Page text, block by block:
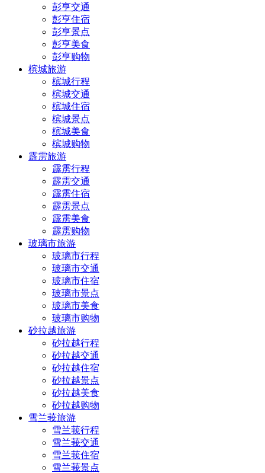
彭亨交通
彭亨住宿
彭亨景点
彭亨美食
彭亨购物
槟城旅游
槟城行程
槟城交通
槟城住宿
槟城景点
槟城美食
槟城购物
霹雳旅游
霹雳行程
霹雳交通
霹雳住宿
霹雳景点
霹雳美食
霹雳购物
玻璃市旅游
玻璃市行程
玻璃市交通
玻璃市住宿
玻璃市景点
玻璃市美食
玻璃市购物
砂拉越旅游
砂拉越行程
砂拉越交通
砂拉越住宿
砂拉越景点
砂拉越美食
砂拉越购物
雪兰莪旅游
雪兰莪行程
雪兰莪交通
雪兰莪住宿
雪兰莪景点